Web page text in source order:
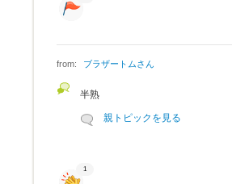
from: ブラザートムさん
半熟
親トピックを見る
1